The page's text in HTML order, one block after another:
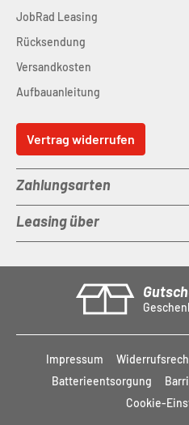
JobRad Leasing
Rücksendung
Versandkosten
Aufbauanleitung
Vertrag widerrufen
Zahlungsarten
Leasing über
Impressum
Batterieentsorgung
Cookie-